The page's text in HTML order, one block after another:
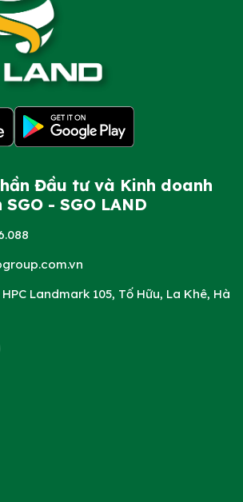
Đầu tư và Kinh doanh
- SGO LAND
Landmark 105, Tố Hữu, La Khê, Hà